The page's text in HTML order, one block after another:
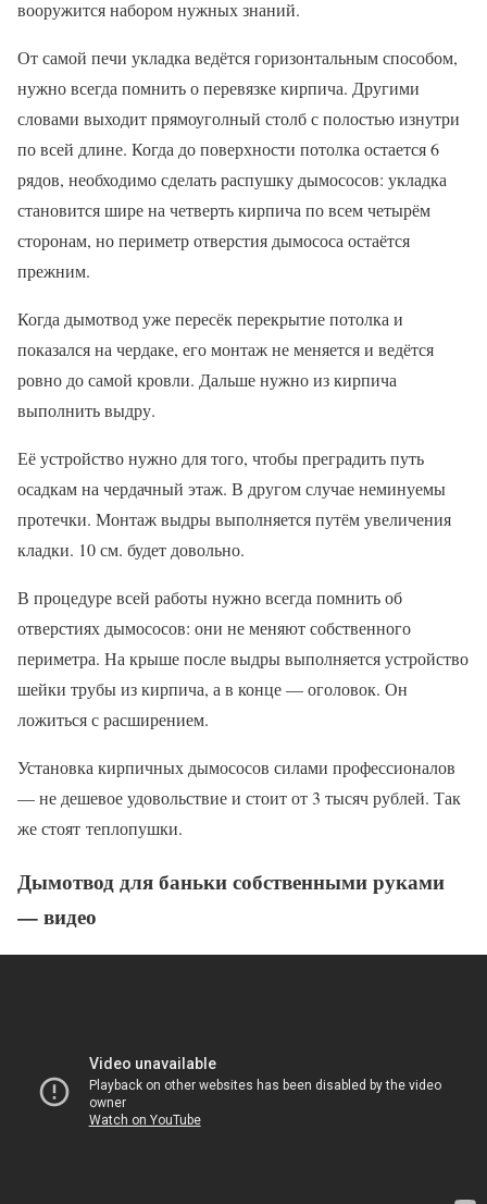
вооружится набором нужных знаний.
От самой печи укладка ведётся горизонтальным способом,
нужно всегда помнить о перевязке кирпича. Другими
словами выходит прямоуголный столб с полостью изнутри
по всей длине. Когда до поверхности потолка остается 6
рядов, необходимо сделать распушку дымососов: укладка
становится шире на четверть кирпича по всем четырём
сторонам, но периметр отверстия дымососа остаётся
прежним.
Когда дымотвод уже пересёк перекрытие потолка и
показался на чердаке, его монтаж не меняется и ведётся
ровно до самой кровли. Дальше нужно из кирпича
выполнить выдру.
Её устройство нужно для того, чтобы преградить путь
осадкам на чердачный этаж. В другом случае неминуемы
протечки. Монтаж выдры выполняется путём увеличения
кладки. 10 см. будет довольно.
В процедуре всей работы нужно всегда помнить об
отверстиях дымососов: они не меняют собственного
периметра. На крыше после выдры выполняется устройство
шейки трубы из кирпича, а в конце — оголовок. Он
ложиться с расширением.
Установка кирпичных дымососов силами профессионалов
— не дешевое удовольствие и стоит от 3 тысяч рублей. Так
же стоят теплопушки.
Дымотвод для баньки собственными руками
— видео